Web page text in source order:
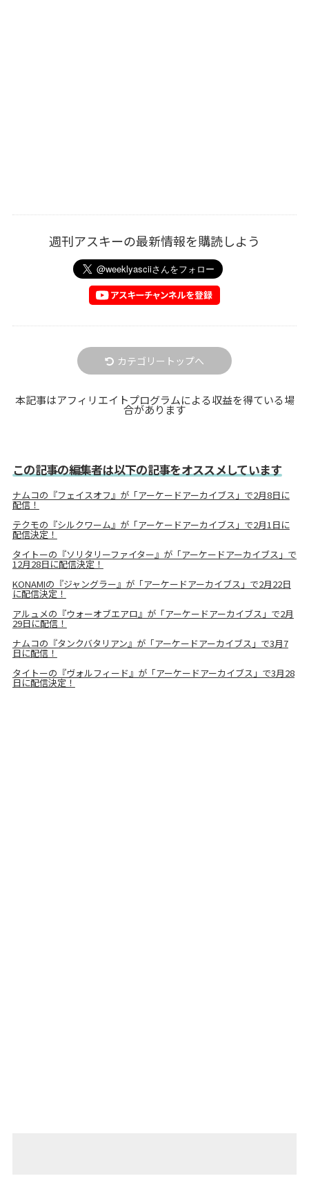
週刊アスキーの最新情報を購読しよう
カテゴリートップへ
本記事はアフィリエイトプログラムによる収益を得ている場
合があります
この記事の編集者は以下の記事をオススメしています
ナムコの『フェイスオフ』が「アーケードアーカイブス」で2月8日に
配信！
テクモの『シルクワーム』が「アーケードアーカイブス」で2月1日に
配信決定！
タイトーの『ソリタリーファイター』が「アーケードアーカイブス」で
12月28日に配信決定！
KONAMIの『ジャングラー』が「アーケードアーカイブス」で2月22日
に配信決定！
アルュメの『ウォーオブエアロ』が「アーケードアーカイブス」で2月
29日に配信！
ナムコの『タンクバタリアン』が「アーケードアーカイブス」で3月7
日に配信！
タイトーの『ヴォルフィード』が「アーケードアーカイブス」で3月28
日に配信決定！